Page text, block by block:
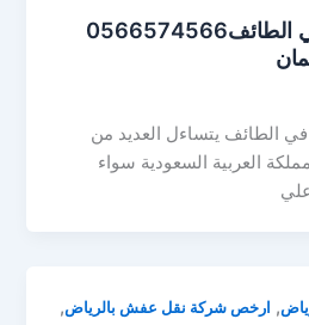
شركة نقل عفش في الطائف0566574566
الطائف يتساءل العديد من
العربية السعودية سواء
, ارخص شركة نقل عفش بالرياض,